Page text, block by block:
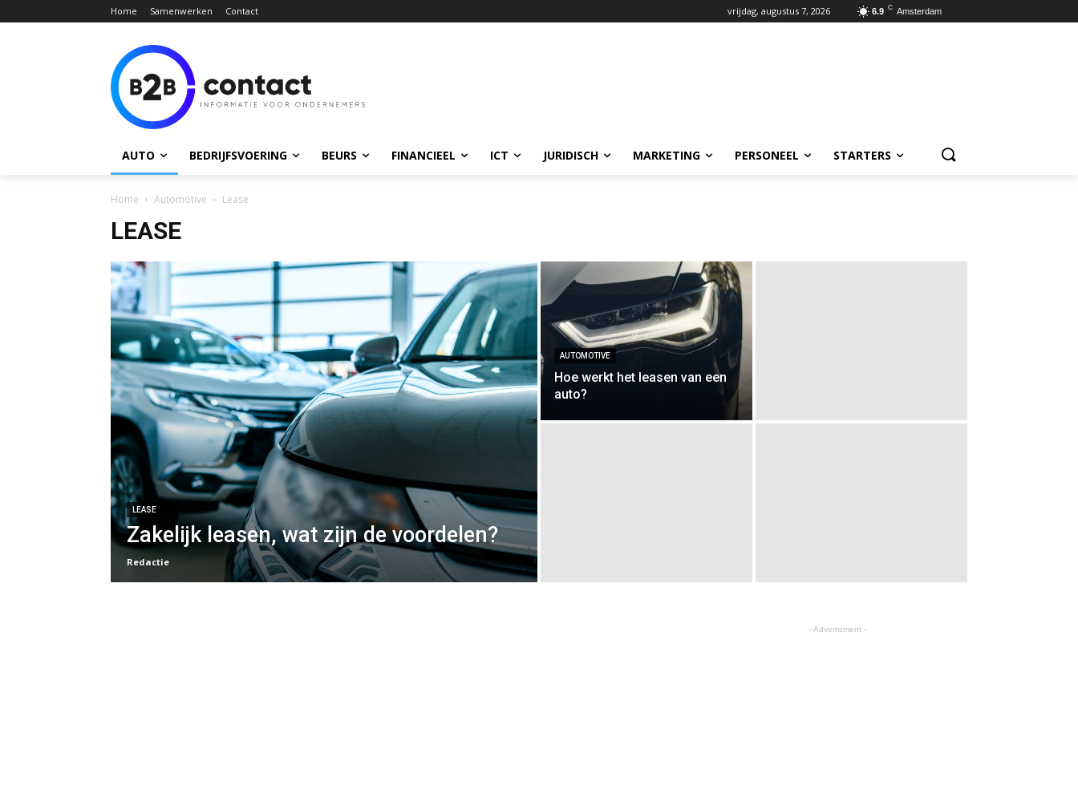
6.9 C Amsterdam
vrijdag, augustus 7, 2026
Home Samenwerken Contact
AUTO BEDRIJFSVOERING BEURS FINANCIEEL ICT JURIDISCH MARKETING PERSONEEL STARTERS
Home Automotive Lease
LEASE
LEASE
Zakelijk leasen, wat zijn de voordelen?
Redactie
AUTOMOTIVE
Hoe werkt het leasen van een
auto?
- Advertisment -